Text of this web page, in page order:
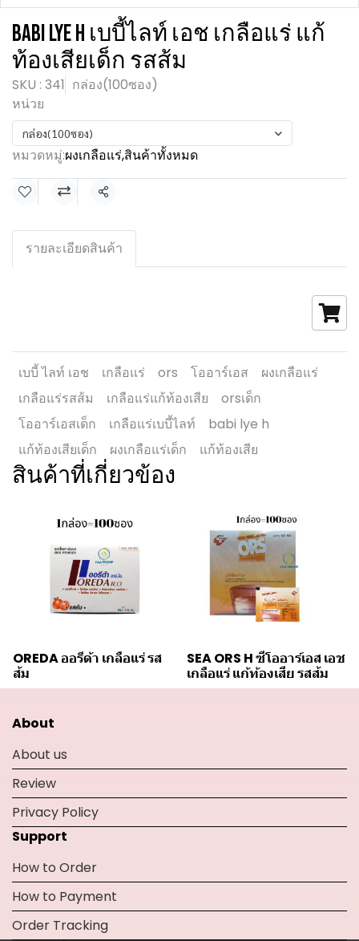
BABI LYE H เบบี้ไลท์ เอช เกลือแร่ แก้
ท้องเสียเด็ก รสส้ม
SKU : 341 กล่อง(100ซอง)
หน่วย
กล่อง(100ซอง)
หมวดหมู่:ผงเกลือแร่,สินค้าทั้งหมด
แชร์
รายละเอียดสินค้า
เบบี้ ไลท์ เอช เกลือแร่ ors โออาร์เอส
ผงเกลือแร่
เกลือแร่รสส้ม
เกลือแร่แก้ท้องเสีย
orsเด็ก
โออาร์เอสเด็ก
เกลือแร่เบบี้ไลท์
babi lye h
แก้ท้องเสียเด็ก
ผงเกลือแร่เด็ก แก้ท้องเสีย
สินค้าที่เกี่ยวข้อง
OREDA ออรีด้า เกลือแร่ รส
ส้ม
SEA ORS H ซีโออาร์เอส เอช
เกลือแร่ แก้ท้องเสีย รสส้ม
About
About us
Review
Privacy Policy
Support
How to Order
How to Payment
Order Tracking